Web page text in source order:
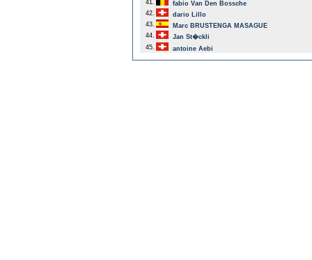
41.
fabio Van Den Bossche
42.
dario Lillo
43.
Marc BRUSTENGA MASAGUE
44.
Jan St�ckli
45.
antoine Aebi